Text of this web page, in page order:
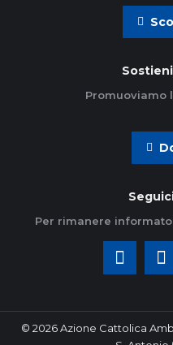
Promuoviamo
Per rimanere
© 2026 Azione Cattolica